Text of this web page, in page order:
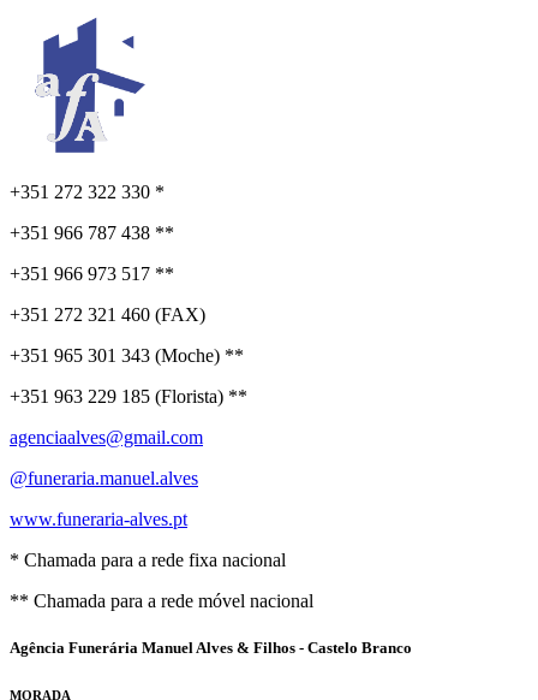
+351 272 322 330 *
+351 966 787 438 **
+351 966 973 517 **
+351 272 321 460 (FAX)
+351 965 301 343 (Moche) **
+351 963 229 185 (Florista) **
agenciaalves@gmail.com
@funeraria.manuel.alves
www.funeraria-alves.pt
* Chamada para a rede fixa nacional
** Chamada para a rede móvel nacional
Agência Funerária Manuel Alves & Filhos - Castelo Branco
MORADA